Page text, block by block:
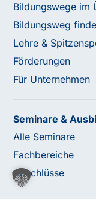
Haben Sie
Unser Team ist
Kontakt mit uns
Bildungswege im
Bildungsweg
Lehre &
Förderungen
Für Unternehmen
Seminare &
Alle Seminare
Fachbereiche
Abschlüsse